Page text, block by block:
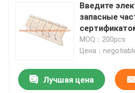
Путешествие фабрики
Введите
запасные
нержавеющей
MOQ：200pcs
Цена：
Лучшая цена